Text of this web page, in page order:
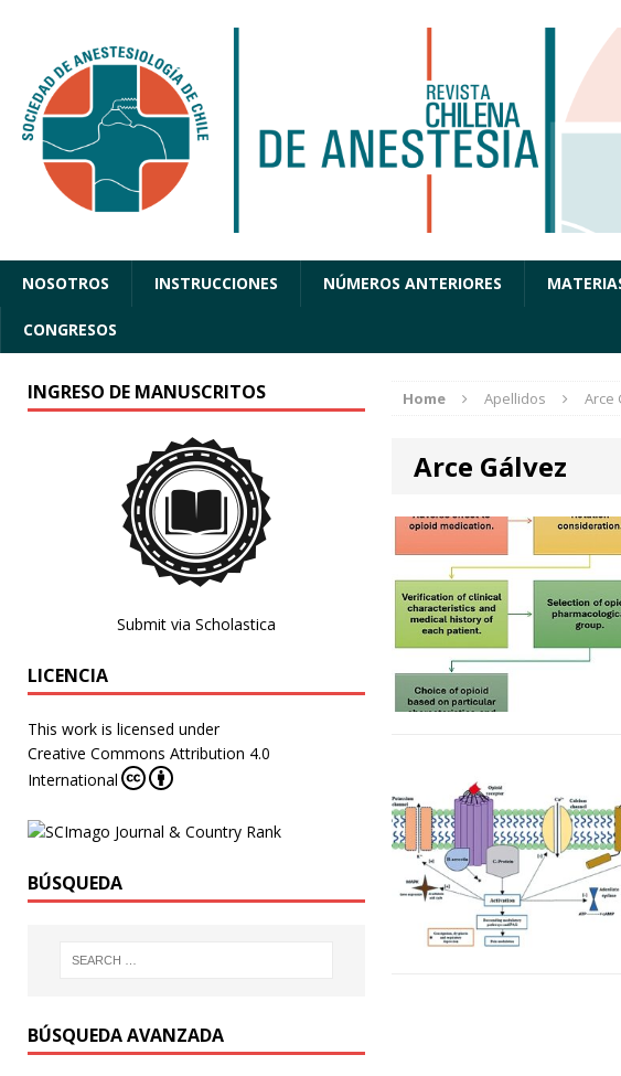
NOSOTROS INSTRUCCIONES NÚMEROS ANTERIORES
CONGRESOS
Home Apellidos Arce
Arce Gálvez
INGRESO DE MANUSCRITOS
Submit via Scholastica
LICENCIA
This work is licensed under
Creative Commons Attribution 4.0
International
BÚSQUEDA
BÚSQUEDA AVANZADA